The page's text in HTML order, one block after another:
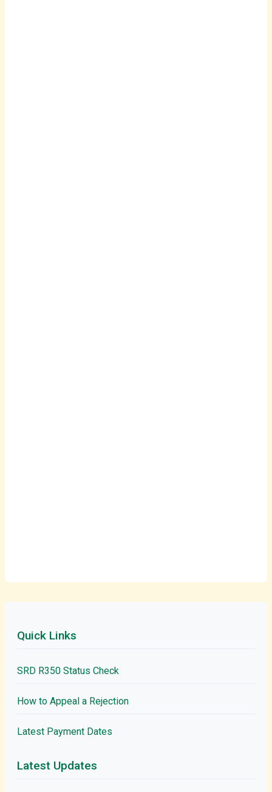
Quick Links
SRD R350 Status Check
How to Appeal a Rejection
Latest Payment Dates
Latest Updates